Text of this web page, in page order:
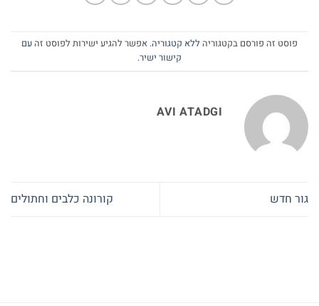
פוסט זה פורסם בקטגוריה ללא קטגוריה. אפשר להגיע ישירות לפוסט זה עם
קישור ישיר.
AVI ATADGI
​גור חדש קורונה כלבים וחתולים